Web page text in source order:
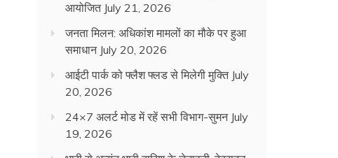
आयोजित July 21, 2026
जनता मिलन: अधिकांश मामलों का मौके पर हुआ
समाधान July 20, 2026
आईटी पार्क को फ्लैश फ्लड से मिलेगी मुक्ति July
20, 2026
24×7 अलर्ट मोड में रहें सभी विभाग-सुमन July
19, 2026